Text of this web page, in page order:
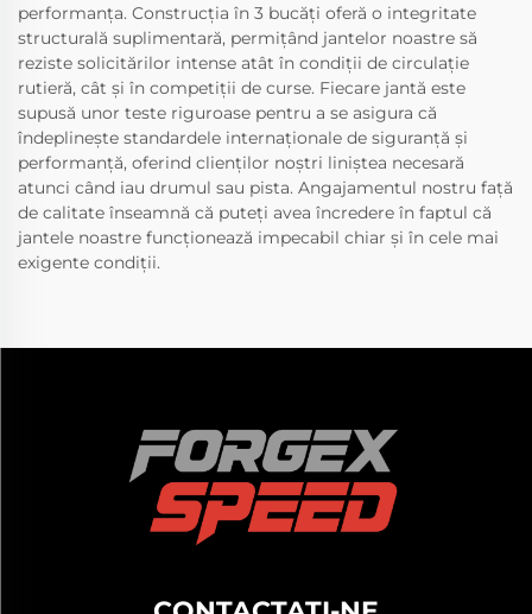
performanța. Construcția în 3 bucăți oferă o integritate
structurală suplimentară, permițând jantelor noastre să
reziste solicitărilor intense atât în condiții de circulație
rutieră, cât și în competiții de curse. Fiecare jantă este
supusă unor teste riguroase pentru a se asigura că
îndeplinește standardele internaționale de siguranță și
performanță, oferind clienților noștri liniștea necesară
atunci când iau drumul sau pista. Angajamentul nostru față
de calitate înseamnă că puteți avea încredere în faptul că
jantele noastre funcționează impecabil chiar și în cele mai
exigente condiții.